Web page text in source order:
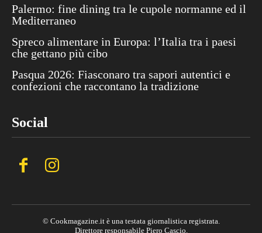
Palermo: fine dining tra le cupole normanne ed il
Mediterraneo
Spreco alimentare in Europa: l’Italia tra i paesi
che gettano più cibo
Pasqua 2026: Fiasconaro tra sapori autentici e
confezioni che raccontano la tradizione
Social
© Cookmagazine.it è una testata giornalistica registrata.
Direttore responsabile Piero Cascio.